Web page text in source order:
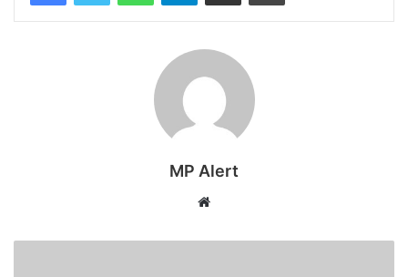
MP Alert
Website